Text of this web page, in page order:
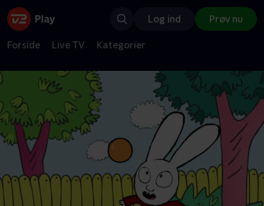
Log ind Prøv nu
Forside Live TV Kategorier